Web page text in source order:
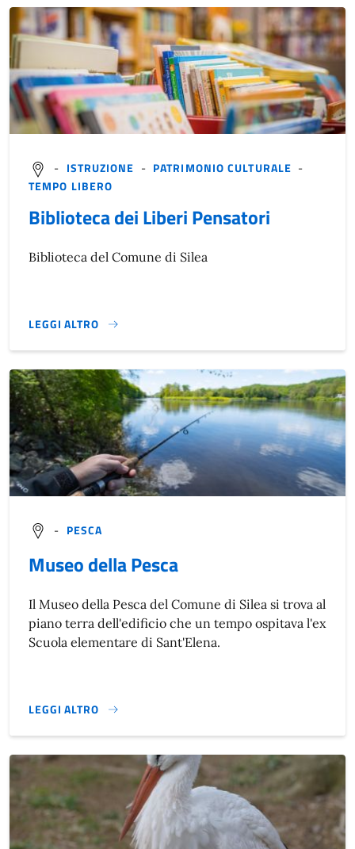
- ISTRUZIONE - PATRIMONIO CULTURALE -
TEMPO LIBERO
Biblioteca dei Liberi Pensatori
Biblioteca del Comune di Silea
LEGGI ALTRO
}
- PESCA
Museo della Pesca
Il Museo della Pesca del Comune di Silea si trova al
piano terra dell'edificio che un tempo ospitava l'ex
Scuola elementare di Sant'Elena.
LEGGI ALTRO
}